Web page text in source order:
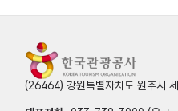
(26464) 강원특별자치도 원주시